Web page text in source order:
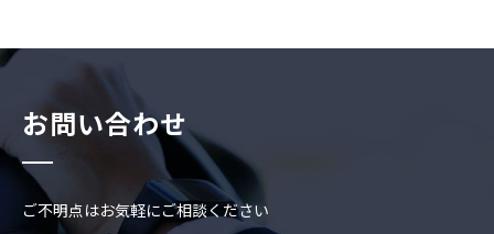
お問い合わせ
ご不明点はお気軽にご相談ください